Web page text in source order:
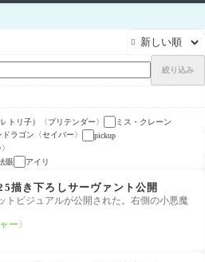

絞り込み
トリ子）〈プリテンダー〉
ミス・クレーン
ラゴン〈セイバー〉
pickup
眼 アイリ
描き下ろしサーヴァント公開
トビジュアルが公開された。右側の小悪魔
ー〉